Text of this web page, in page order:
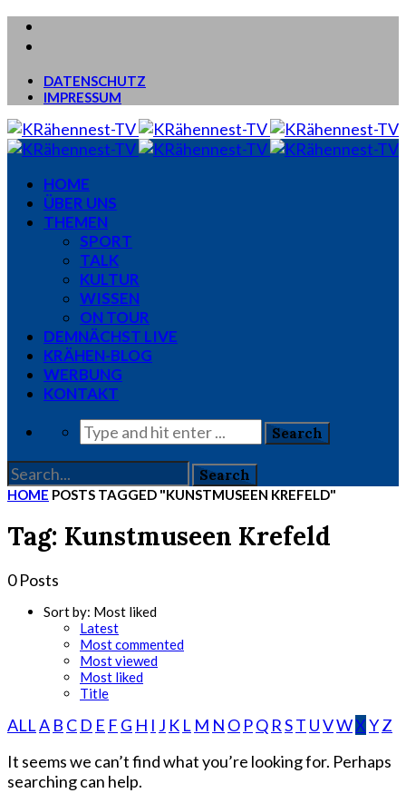
DATENSCHUTZ
IMPRESSUM
HOME
ÜBER UNS
THEMEN
SPORT
TALK
KULTUR
WISSEN
ON TOUR
DEMNÄCHST LIVE
KRÄHEN-BLOG
WERBUNG
KONTAKT
HOME POSTS TAGGED "KUNSTMUSEEN KREFELD"
Tag: Kunstmuseen Krefeld
0 Posts
Sort by: Most liked
Latest
Most commented
Most viewed
Most liked
Title
ALLA B C D E F G H I J K L M N O PQ RST UVWXYZ
It seems we can’t find what you’re looking for. Perhaps
searching can help.